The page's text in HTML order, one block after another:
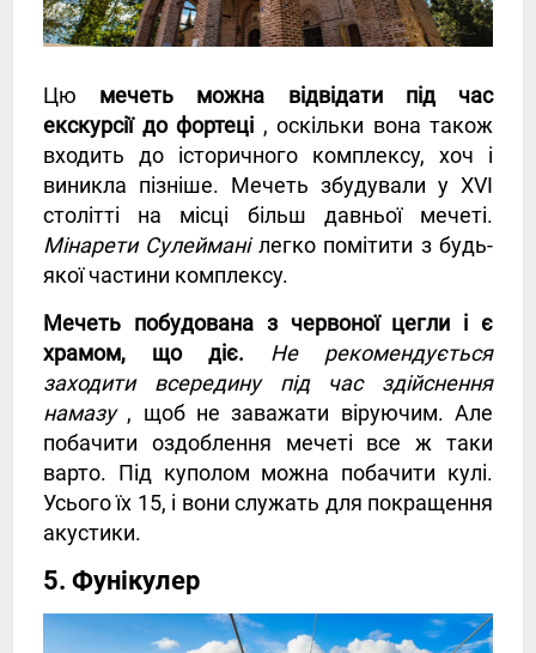
Цю мечеть можна відвідати під час
екскурсії до фортеці , оскільки вона також
входить до історичного комплексу, хоч і
виникла пізніше. Мечеть збудували у XVI
столітті на місці більш давньої мечеті.
Мінарети Сулейманілегко помітити з будь-
якої частини комплексу.
Мечеть побудована з червоної цегли і є
храмом, що діє. Не рекомендується
заходити всередину під час здійснення
намазу, щоб не заважати віруючим. Але
побачити оздоблення мечеті все ж таки
варто. Під куполом можна побачити кулі.
Усього їх 15, і вони служать для покращення
акустики.
5. Фунікулер